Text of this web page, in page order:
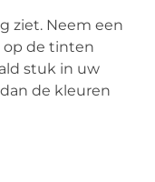
ziet. Neem een
op de tinten
stuk in uw
de kleuren